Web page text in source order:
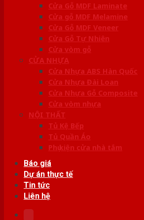
Cửa Gỗ MDF Laminate
Cửa gỗ MDF Melamine
Cửa Gỗ MDF Veneer
Cửa Gỗ Tự Nhiên
Cửa vòm gỗ
CỬA NHỰA
Cửa Nhựa ABS Hàn Quốc
Cửa Nhựa Đài Loan
Cửa Nhựa Gỗ Composite
Cửa vòm nhựa
NỘI THẤT
Tủ Kệ Bếp
Tủ Quần Áo
Phụ kiện cửa nhà tắm
Báo giá
Dự án thực tế
Tin tức
Liên hệ